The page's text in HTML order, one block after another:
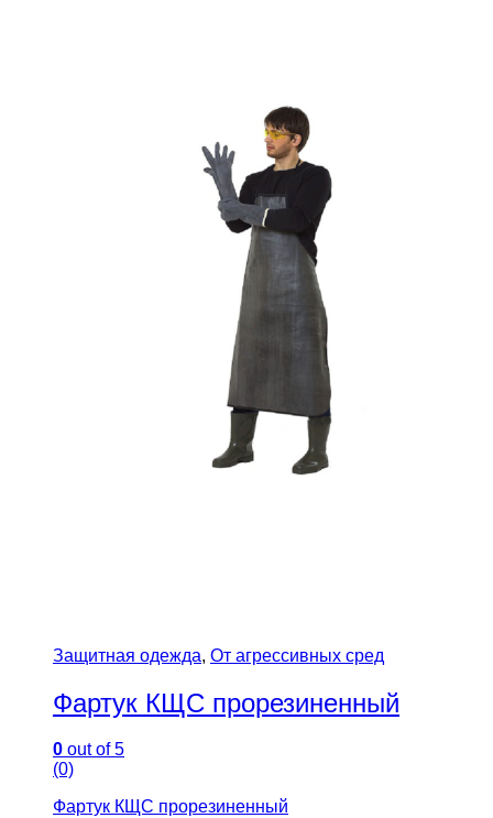
Защитная одежда, От агрессивных сред
Фартук КЩС прорезиненный
0 out of 5
(0)
Фартук КЩС прорезиненный